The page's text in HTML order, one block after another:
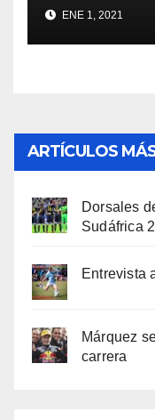
ENE 1, 2021
ARTÍCULOS
Dorsales
Sudáfrica
Entrevista
Márquez
carrera